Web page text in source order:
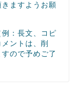
ますようお願
：長文、コピ
ントは、削
ので予めご了